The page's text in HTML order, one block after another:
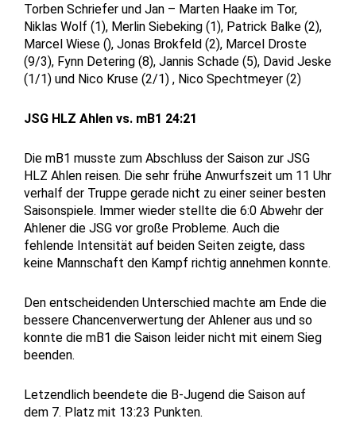
Torben Schriefer und Jan – Marten Haake im Tor,
Niklas Wolf (1), Merlin Siebeking (1), Patrick Balke (2),
Marcel Wiese (), Jonas Brokfeld (2), Marcel Droste
(9/3), Fynn Detering (8), Jannis Schade (5), David Jeske
(1/1) und Nico Kruse (2/1) , Nico Spechtmeyer (2)
JSG HLZ Ahlen vs. mB1 24:21
Die mB1 musste zum Abschluss der Saison zur JSG
HLZ Ahlen reisen. Die sehr frühe Anwurfszeit um 11 Uhr
verhalf der Truppe gerade nicht zu einer seiner besten
Saisonspiele. Immer wieder stellte die 6:0 Abwehr der
Ahlener die JSG vor große Probleme. Auch die
fehlende Intensität auf beiden Seiten zeigte, dass
keine Mannschaft den Kampf richtig annehmen konnte.
Den entscheidenden Unterschied machte am Ende die
bessere Chancenverwertung der Ahlener aus und so
konnte die mB1 die Saison leider nicht mit einem Sieg
beenden.
Letzendlich beendete die B-Jugend die Saison auf
dem 7. Platz mit 13:23 Punkten.